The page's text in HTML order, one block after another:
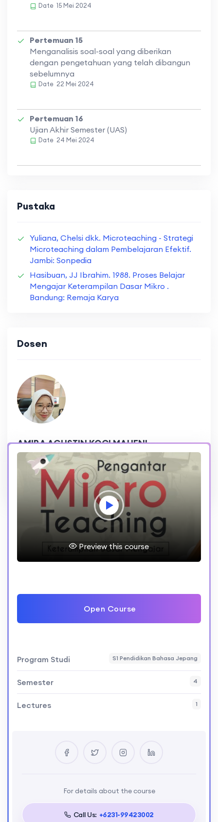
Date 15 Mei 2024
Pertemuan 15
Menganalisis soal-soal yang diberikan
dengan pengetahuan yang telah dibangun
sebelumnya
Date 22 Mei 2024
Pertemuan 16
Ujian Akhir Semester (UAS)
Date 24 Mei 2024
Pustaka
Yuliana, Chelsi dkk. Microteaching - Strategi
Microteaching dalam Pembelajaran Efektif.
Jambi: Sonpedia
Hasibuan, JJ Ibrahim. 1988. Proses Belajar
Mengajar Keterampilan Dasar Mikro .
Bandung: Remaja Karya
Dosen
AMIRA AGUSTIN KOCI MAHENI
215,475 Reviews 4.8 Rating
Preview this course
Open Course
Program Studi S1 Pendidikan Bahasa Jepang
Semester 4
Lectures 1
For details about the course
Call Us: +6231-99423002